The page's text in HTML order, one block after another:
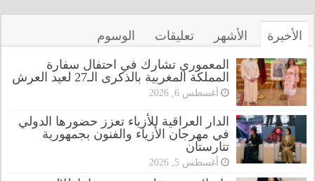
الأخيرة الأشهر تعليقات الوسوم
المعموري تشارك في احتفال سفارة
المملكة المغربية بالذكرى الـ27 لعيد العرش
أغسطس 6, 2026
الدار العراقية للأزياء تعزز حضورها الدولي
في مهرجان الأزياء والفنون بجمهورية
تتارستان
أغسطس 5, 2026